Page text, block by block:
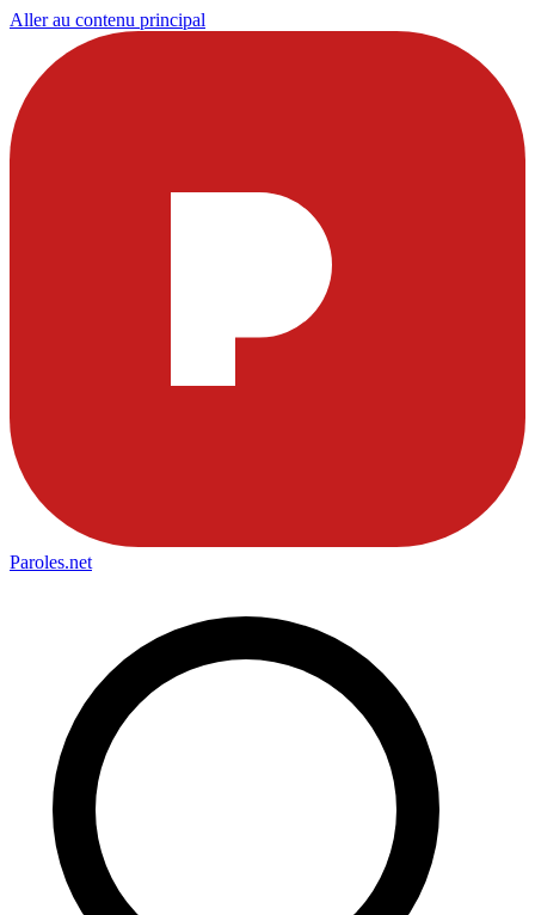
Aller au contenu principal
Paroles.net